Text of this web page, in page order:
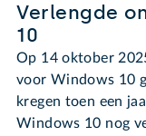
Verlengde
10
Op 14 oktober
voor Windows 10
kregen toen een
Windows 10 nog